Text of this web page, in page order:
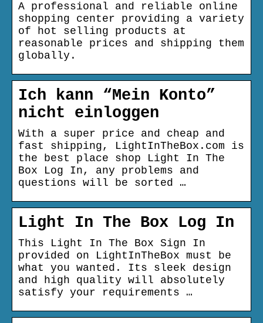
A professional and reliable online
shopping center providing a variety
of hot selling products at
reasonable prices and shipping them
globally.
Ich kann “Mein Konto”
nicht einloggen
With a super price and cheap and
fast shipping, LightInTheBox.com is
the best place shop Light In The
Box Log In, any problems and
questions will be sorted …
Light In The Box Log In
This Light In The Box Sign In
provided on LightInTheBox must be
what you wanted. Its sleek design
and high quality will absolutely
satisfy your requirements …